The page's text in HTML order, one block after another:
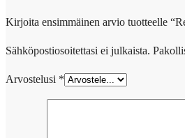
Kirjoita ensimmäinen arvio tuotteelle
Sähköpostiosoitettasi ei julkaista.
Arvostelusi *